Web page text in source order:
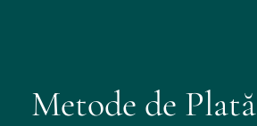
Metode de Plată